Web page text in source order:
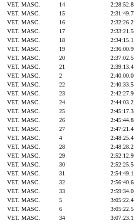
VET. MASC. 14 2:28:52.8
VET. MASC. 15 2:31:49.7
VET. MASC. 16 2:32:26.2
VET. MASC. 17 2:33:21.5
VET. MASC. 18 2:34:15.1
VET. MASC. 19 2:36:00.9
VET. MASC. 20 2:37:02.5
VET. MASC. 21 2:39:13.4
VET. MASC. 2 2:40:00.0
VET. MASC. 22 2:40:33.5
VET. MASC. 23 2:42:27.9
VET. MASC. 24 2:44:03.2
VET. MASC. 25 2:45:17.3
VET. MASC. 26 2:45:44.8
VET. MASC. 27 2:47:21.4
VET. MASC. 4 2:48:25.4
VET. MASC. 28 2:48:28.2
VET. MASC. 29 2:52:12.9
VET. MASC. 30 2:52:25.5
VET. MASC. 31 2:54:49.1
VET. MASC. 32 2:56:40.6
VET. MASC. 33 2:59:34.0
VET. MASC. 5 3:05:22.4
VET. MASC. 6 3:05:22.5
VET. MASC. 34 3:07:23.1